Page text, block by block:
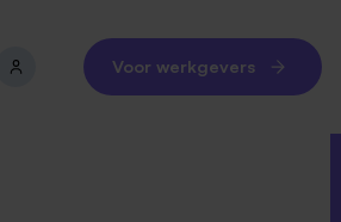
Voor werkgevers